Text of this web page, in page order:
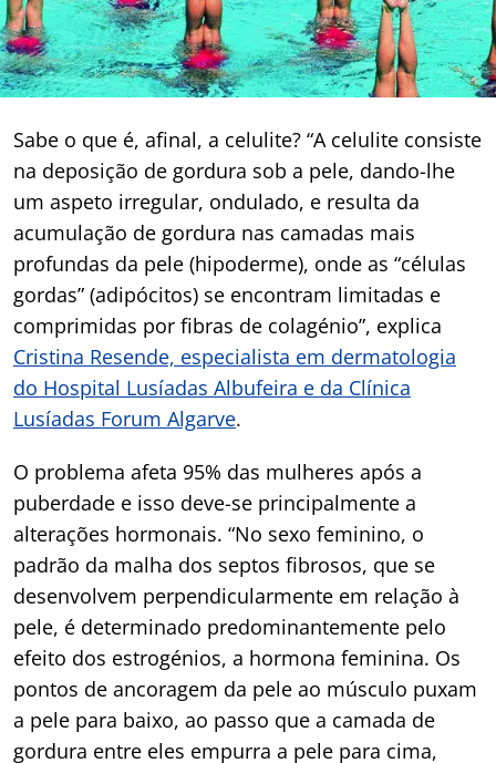
Sabe o que é, afinal, a celulite? “A celulite consiste
na deposição de gordura sob a pele, dando-lhe
um aspeto irregular, ondulado, e resulta da
acumulação de gordura nas camadas mais
profundas da pele (hipoderme), onde as “células
gordas” (adipócitos) se encontram limitadas e
comprimidas por fibras de colagénio”, explica
Cristina Resende, especialista em dermatologia
do Hospital Lusíadas Albufeira e da Clínica
Lusíadas Forum Algarve.
O problema afeta 95% das mulheres após a
puberdade e isso deve-se principalmente a
alterações hormonais. “No sexo feminino, o
padrão da malha dos septos fibrosos, que se
desenvolvem perpendicularmente em relação à
pele, é determinado predominantemente pelo
efeito dos estrogénios, a hormona feminina. Os
pontos de ancoragem da pele ao músculo puxam
a pele para baixo, ao passo que a camada de
gordura entre eles empurra a pele para cima,